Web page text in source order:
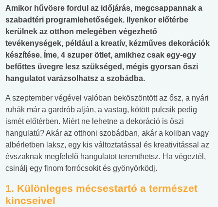
Amikor hűvösre fordul az időjárás, megcsappannak a
szabadtéri programlehetőségek. Ilyenkor előtérbe
kerülnek az otthon melegében végezhető
tevékenységek, például a kreatív, kézműves dekorációk
készítése. Íme, 4 szuper ötlet, amikhez csak egy-egy
befőttes üvegre lesz szükséged, mégis gyorsan őszi
hangulatot varázsolhatsz a szobádba.
A szeptember végével valóban beköszöntött az ősz, a nyári
ruhák már a gardrób alján, a vastag, kötött pulcsik pedig
ismét előtérben. Miért ne lehetne a dekoráció is őszi
hangulatú? Akár az otthoni szobádban, akár a koliban vagy
albérletben laksz, egy kis változtatással és kreativitással az
évszaknak megfelelő hangulatot teremthetsz. Ha végeztél,
csinálj egy finom forrócsokit és gyönyörködj.
1. Különleges mécsestartó a természet
kincseivel